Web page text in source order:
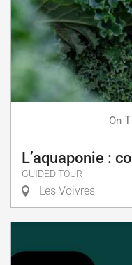
On
L’aquaponie :
GUIDED TOUR
Les Voivres